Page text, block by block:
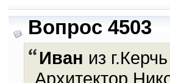
Вопрос 4503
Иван из
Архитектор